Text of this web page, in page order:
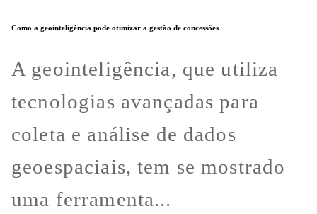
Como a geointeligência pode otimizar a gestão de concessões
A geointeligência, que utiliza
tecnologias avançadas para
coleta e análise de dados
geoespaciais, tem se mostrado
uma ferramenta...